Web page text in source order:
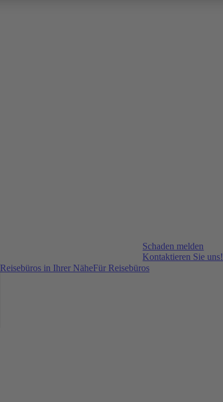
Schaden melden
Kontaktieren Sie uns!
Reisebüros in Ihrer NäheFür Reisebüros